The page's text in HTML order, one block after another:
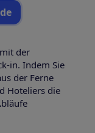
der
in. Indem Sie
der Ferne
Hoteliers die